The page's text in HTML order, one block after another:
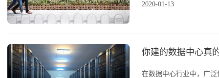
2020-01-13
你建的数据中心真
在数据中心行业中，广